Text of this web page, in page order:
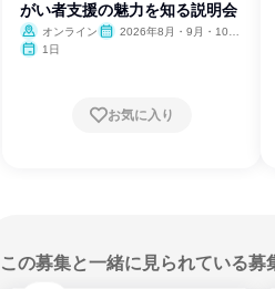
がい者支援の魅力を知る説明会
オンライン
2026年8月・9月・10
1日
お気に入り
この募集と一緒に見られている募